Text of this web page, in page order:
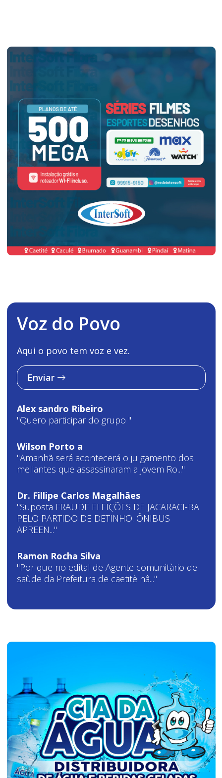
Voz do Povo
Aqui o povo tem voz e vez.
Enviar
Alex sandro Ribeiro
"Quero participar do grupo "
Wilson Porto a
"Amanhã será acontecerá o julgamento dos
meliantes que assassinaram a jovem Ro..."
Dr. Fillipe Carlos Magalhães
"Suposta FRAUDE ELEIÇÕES DE JACARACI-BA
PELO PARTIDO DE DETINHO. ÔNIBUS
APREEN..."
Ramon Rocha Silva
"Por que no edital de Agente comunitàrio de
saùde da Prefeitura de caetitè nâ..."